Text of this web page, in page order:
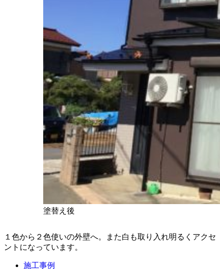
塗替え後
１色から２色使いの外壁へ。また白も取り入れ明るくアクセ
ントになっています。
施工事例